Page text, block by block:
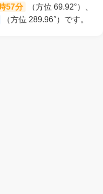
57分
（方位 69.92°）、
（方位 289.96°）です。